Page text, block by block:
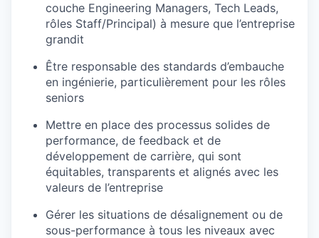
couche Engineering Managers, Tech Leads,
rôles Staff/Principal) à mesure que l’entreprise
grandit
Être responsable des standards d’embauche
en ingénierie, particulièrement pour les rôles
seniors
Mettre en place des processus solides de
performance, de feedback et de
développement de carrière, qui sont
équitables, transparents et alignés avec les
valeurs de l’entreprise
Gérer les situations de désalignement ou de
sous-performance à tous les niveaux avec